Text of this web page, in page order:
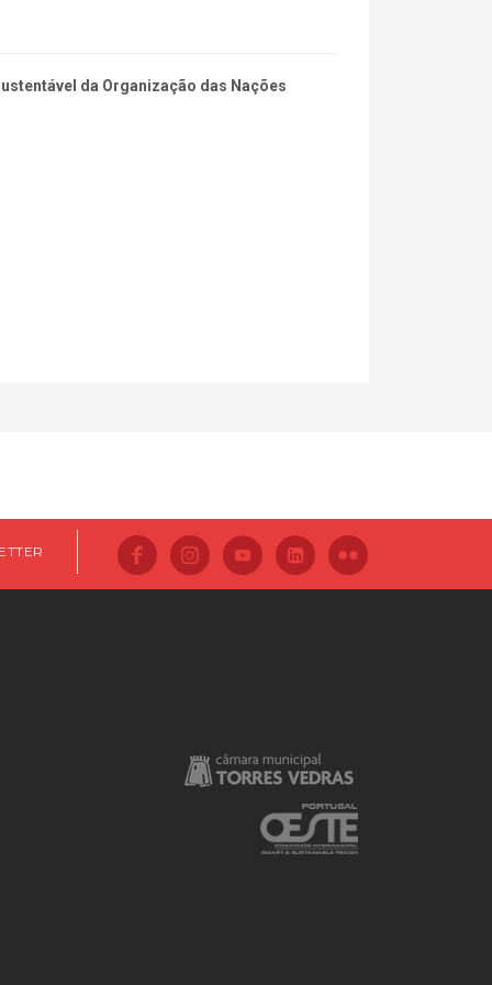
da Organização das Nações